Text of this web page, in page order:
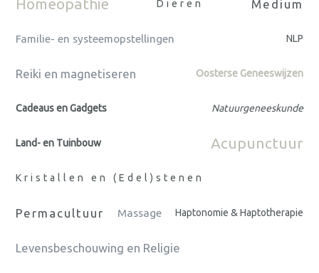
Dieren Medium
Familie- en systeemopstellingen NLP
Reiki en magnetiseren Oosterse Geneeswijzen
Cadeaus en Gadgets Natuurgeneeskunde
Land- en Tuinbouw Acupunctuur
Kristallen en (Edel)stenen
Permacultuur Massage Haptonomie & Haptotherapie
Levensbeschouwing en Religie